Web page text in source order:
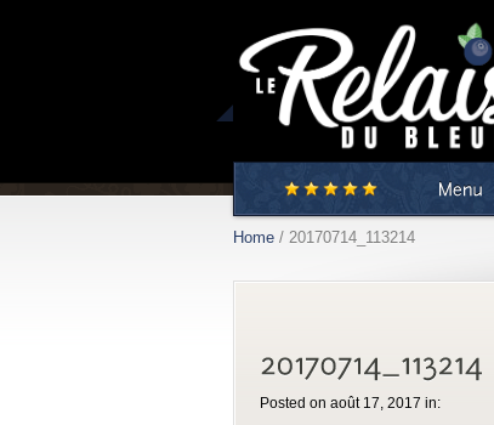
Home / 20170714_113214
Posted on août 17, 2017 in: